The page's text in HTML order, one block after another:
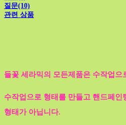
질문(10)
관련 상품
들꽃 세라믹의 모든제품은 수작업으
수작업으로 형태를 만들고 핸드페인
형태가 아닙니다.